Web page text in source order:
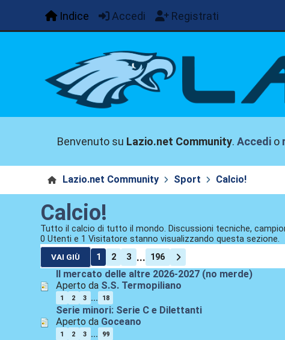
Indice Accedi Registrati
Benvenuto su Lazio.net Community.Accedi o
Lazio.net Community Sport Calcio!
Calcio!
Tutto il calcio di tutto il mondo. Discussioni tecniche,
0 Utenti e 1 Visitatore stanno visualizzando questa sezione.
VAI GIÙ 1 2 3 ... 196
Il mercato delle altre 2026-2027 (no merde)
Aperto da S.S. Termopiliano
1 2 3 ... 18
Serie minori: Serie C e Dilettanti
Aperto da Goceano
1 2 3 ... 99